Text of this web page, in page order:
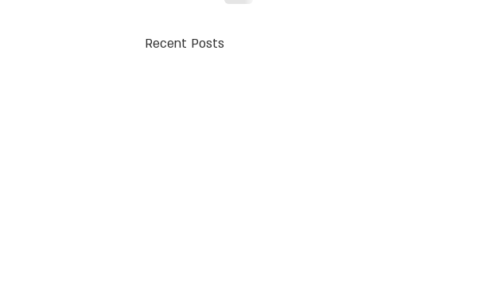
Recent Posts